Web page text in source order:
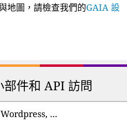
地圖，請檢查我們的GAIA 設
部件和 API 訪問
...